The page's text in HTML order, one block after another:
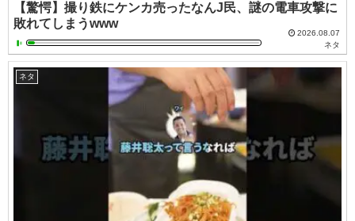
【驚愕】撮り鉄にケンカ売ったなんJ民、謎の電車攻撃に
敗れてしまうwww
2026.08.07
ネタ
ネタ